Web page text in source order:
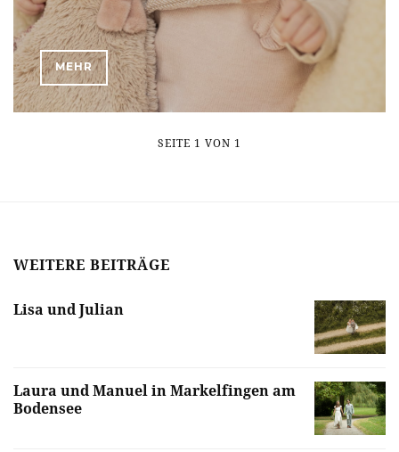
MEHR
SEITE 1 VON 1
WEITERE BEITRÄGE
Lisa und Julian
Laura und Manuel in Markelfingen am
Bodensee